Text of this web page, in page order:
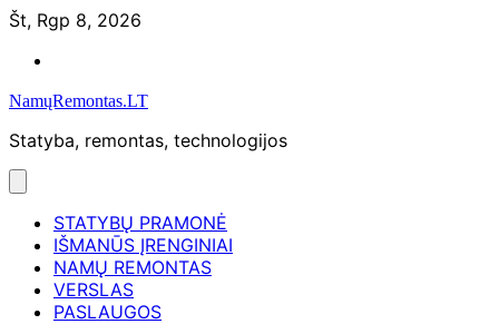
Skip
content
Št, Rgp 8, 2026
NamųRemontas.LT
Statyba, remontas, technologijos
STATYBŲ PRAMONĖ
IŠMANŪS ĮRENGINIAI
NAMŲ REMONTAS
VERSLAS
PASLAUGOS